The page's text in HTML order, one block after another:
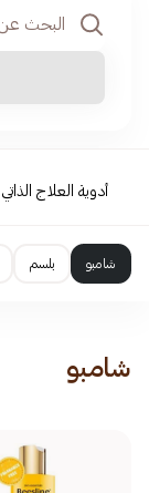
أدوية العلاج الذاتي
شامبو بلسم
شامبو